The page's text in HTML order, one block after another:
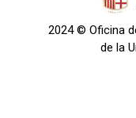
2024 © Oficina
de la